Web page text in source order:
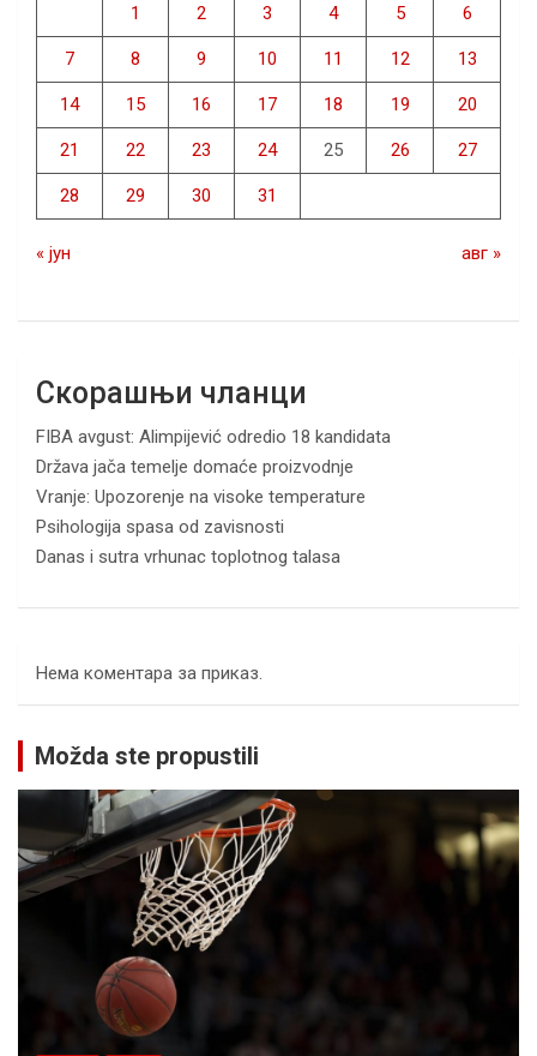
1 2 3 4 5 6
7 8 9 10 11 12 13
14 15 16 17 18 19 20
21 22 23 24 25 26 27
28 29 30 31
« јун авг »
Скорашњи чланци
FIBA avgust: Alimpijević odredio 18 kandidata
Država jača temelje domaće proizvodnje
Vranje: Upozorenje na visoke temperature
Psihologija spasa od zavisnosti
Danas i sutra vrhunac toplotnog talasa
Нема коментара за приказ.
Možda ste propustili